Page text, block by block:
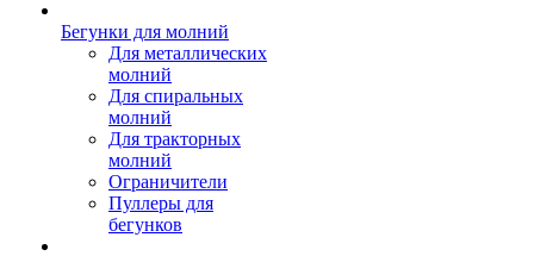
Бегунки для молний
Для металлических
молний
Для спиральных
молний
Для тракторных
молний
Ограничители
Пуллеры для
бегунков